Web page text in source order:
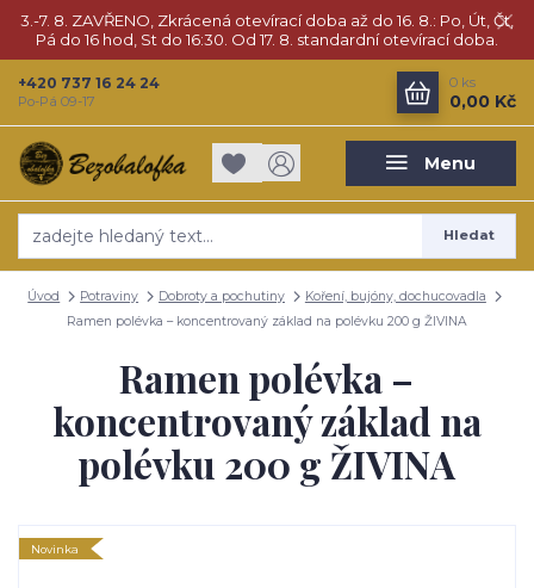
3.-7. 8. ZAVŘENO, Zkrácená otevírací doba až do 16. 8.: Po, Út, Čt,
Pá do 16 hod, St do 16:30. Od 17. 8. standardní otevírací doba.
Menu
Hledat
+420 737 16 24 24
Po-Pá 09-17
0 ks
0,00 Kč
Úvod Potraviny Dobroty a pochutiny
Koření, bujóny, dochucovadla
Ramen polévka – koncentrovaný základ na polévku 200 g ŽIVINA
Ramen polévka –
koncentrovaný základ na
polévku 200 g ŽIVINA
Novinka